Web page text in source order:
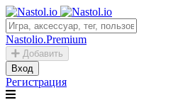
Nastolio.Premium
Добавить
Вход
Регистрация